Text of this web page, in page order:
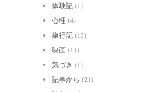
体験記(1)
心理 (4)
旅行記(13)
映画(11)
気づき (1)
記事から (21)